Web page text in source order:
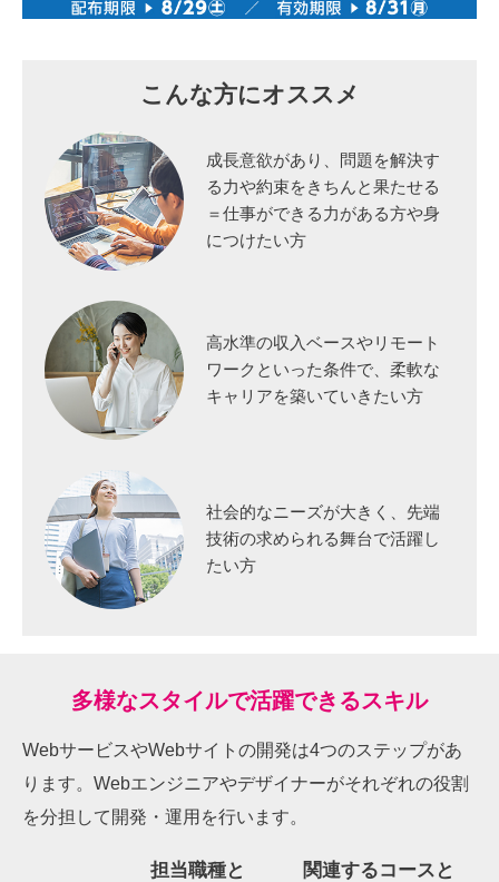
こんな方にオススメ
成長意欲があり、問題を解決す
る力や約束をきちんと果たせる
＝仕事ができる力がある方や身
につけたい方
高水準の収入ベースやリモート
ワークといった条件で、柔軟な
キャリアを築いていきたい方
社会的なニーズが大きく、先端
技術の求められる舞台で活躍し
たい方
多様なスタイルで活躍できるスキル
WebサービスやWebサイトの開発は4つのステップがあ
ります。 Webエンジニアやデザイナーがそれぞれの役割
を分担して開発・運用を行います。
担当職種と
関連するコースと